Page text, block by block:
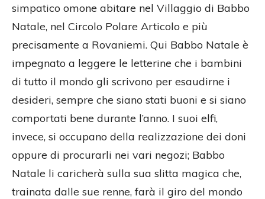
simpatico omone abitare nel Villaggio di Babbo
Natale, nel Circolo Polare Articolo e più
precisamente a Rovaniemi. Qui Babbo Natale è
impegnato a leggere le letterine che i bambini
di tutto il mondo gli scrivono per esaudirne i
desideri, sempre che siano stati buoni e si siano
comportati bene durante l’anno. I suoi elfi,
invece, si occupano della realizzazione dei doni
oppure di procurarli nei vari negozi; Babbo
Natale li caricherà sulla sua slitta magica che,
trainata dalle sue renne, farà il giro del mondo